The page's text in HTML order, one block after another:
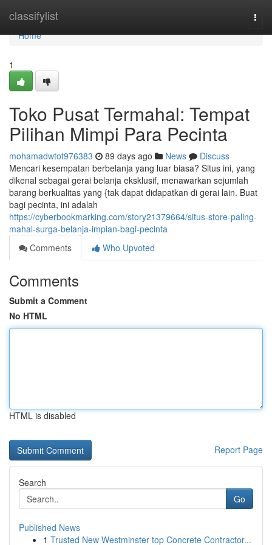
classifylist
Home
Home
1
Toko Pusat Termahal: Tempat
Pilihan Mimpi Para Pecinta
mohamadwtot976383 89 days ago News
Discuss
Mencari kesempatan berbelanja yang luar biasa? Situs ini, yang
dikenal sebagai gerai belanja eksklusif, menawarkan sejumlah
barang berkualitas yang {tak dapat didapatkan di gerai lain. Buat
bagi pecinta, ini adalah
https://cyberbookmarking.com/story21379664/situs-store-paling-
mahal-surga-belanja-impian-bagi-pecinta
Comments
Who Upvoted
Comments
Submit a Comment
No HTML
HTML is disabled
Report Page
Search
Go
Published News
1 Trusted New Westminster top Concrete Contractor...